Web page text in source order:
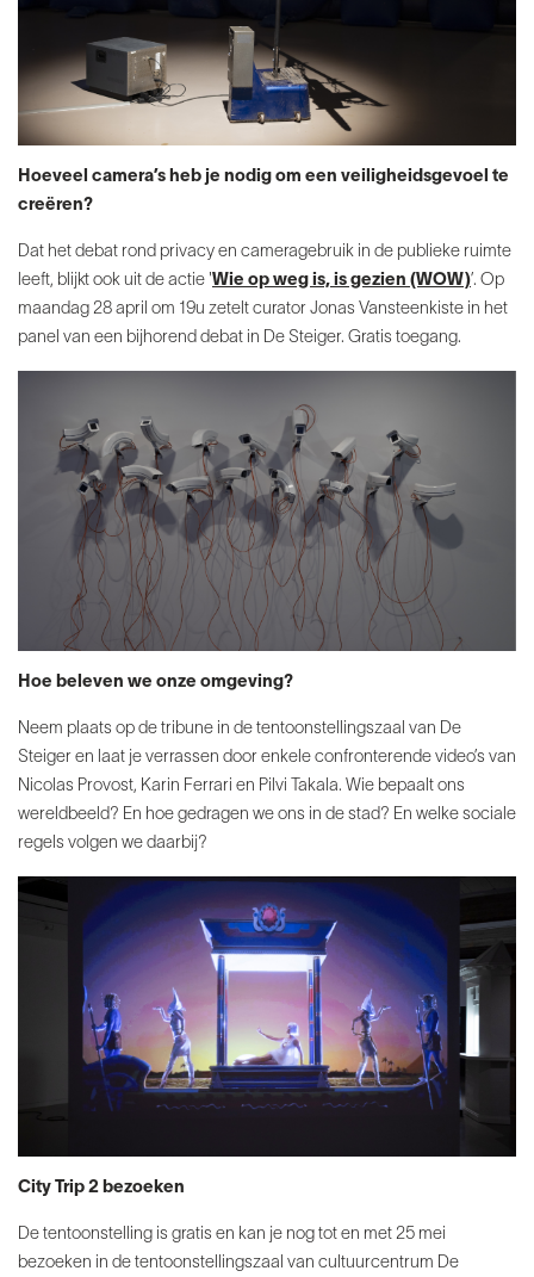
Hoeveel camera’s heb je nodig om een veiligheidsgevoel te
creëren?
Dat het debat rond privacy en cameragebruik in de publieke ruimte
leeft, blijkt ook uit de actie 'Wie op weg is, is gezien (WOW)’. Op
maandag 28 april om 19u zetelt curator Jonas Vansteenkiste in het
panel van een bijhorend debat in De Steiger. Gratis toegang.
Hoe beleven we onze omgeving?
Neem plaats op de tribune in de tentoonstellingszaal van De
Steiger en laat je verrassen door enkele confronterende video’s van
Nicolas Provost, Karin Ferrari en Pilvi Takala. Wie bepaalt ons
wereldbeeld? En hoe gedragen we ons in de stad? En welke sociale
regels volgen we daarbij?
City Trip 2 bezoeken
De tentoonstelling is gratis en kan je nog tot en met 25 mei
bezoeken in de tentoonstellingszaal van cultuurcentrum De